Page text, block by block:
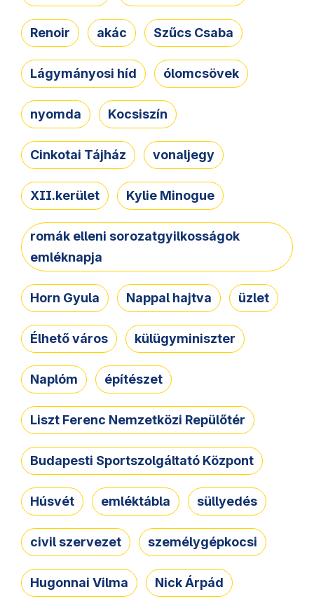
Renoir akác Szűcs Csaba
Lágymányosi híd ólomcsövek
nyomda Kocsiszín
Cinkotai Tájház vonaljegy
XII.kerület Kylie Minogue
romák elleni sorozatgyilkosságok
emléknapja
Horn Gyula Nappal hajtva üzlet
Élhető város külügyminiszter
Naplóm építészet
Liszt Ferenc Nemzetközi Repülőtér
Budapesti Sportszolgáltató Központ
Húsvét emléktábla süllyedés
civil szervezet személygépkocsi
Hugonnai Vilma Nick Árpád